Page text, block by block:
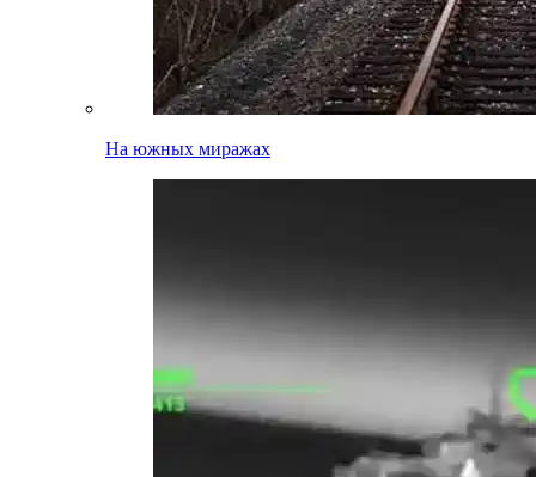
На южных миражах